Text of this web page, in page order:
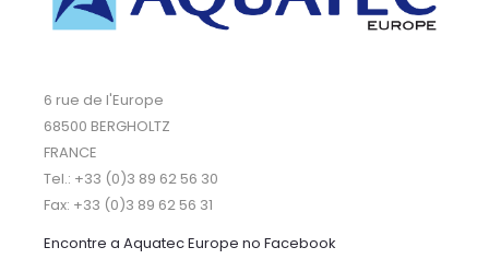
6 rue de l'Europe
68500 BERGHOLTZ
FRANCE
Tel.: +33 (0)3 89 62 56 30
Fax: +33 (0)3 89 62 56 31
Encontre a Aquatec Europe no Facebook